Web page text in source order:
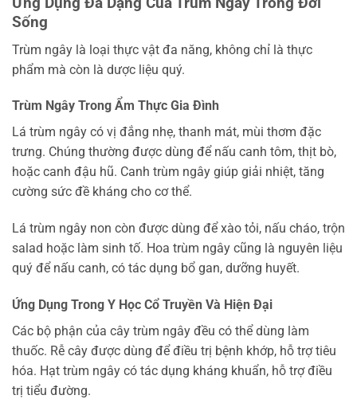
Sống
Trùm ngây là loại thực vật đa năng, không chỉ là thực
phẩm mà còn là dược liệu quý.
Trùm Ngây Trong Ẩm Thực Gia Đình
Lá trùm ngây có vị đắng nhẹ, thanh mát, mùi thơm đặc
trưng. Chúng thường được dùng để nấu canh tôm, thịt bò,
hoặc canh đậu hũ. Canh trùm ngây giúp giải nhiệt, tăng
cường sức đề kháng cho cơ thể.
Lá trùm ngây non còn được dùng để xào tỏi, nấu cháo, trộn
salad hoặc làm sinh tố. Hoa trùm ngây cũng là nguyên liệu
quý để nấu canh, có tác dụng bổ gan, dưỡng huyết.
Ứng Dụng Trong Y Học Cổ Truyền Và Hiện Đại
Các bộ phận của cây trùm ngây đều có thể dùng làm
thuốc. Rễ cây được dùng để điều trị bệnh khớp, hỗ trợ tiêu
hóa. Hạt trùm ngây có tác dụng kháng khuẩn, hỗ trợ điều
trị tiểu đường.